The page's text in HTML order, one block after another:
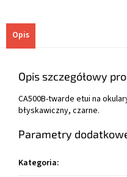
Opis
Opis szczegółowy
CA500B-twarde etui na
błyskawiczny, czarne.
Parametry
Kategoria: